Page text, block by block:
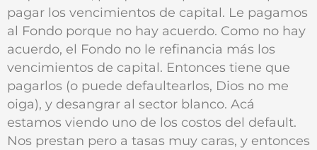
pagar los vencimientos de capital. Le pagamos
al Fondo porque no hay acuerdo. Como no hay
acuerdo, el Fondo no le refinancia más los
vencimientos de capital. Entonces tiene que
pagarlos (o puede defaultearlos, Dios no me
oiga), y desangrar al sector blanco. Acá
estamos viendo uno de los costos del default.
Nos prestan pero a tasas muy caras, y entonces